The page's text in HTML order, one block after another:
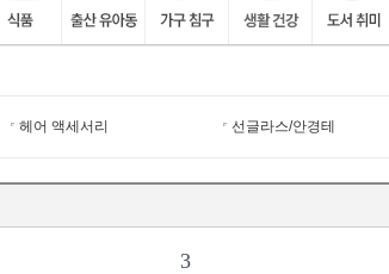
헤어 액세서리 선글라스/안경테
3